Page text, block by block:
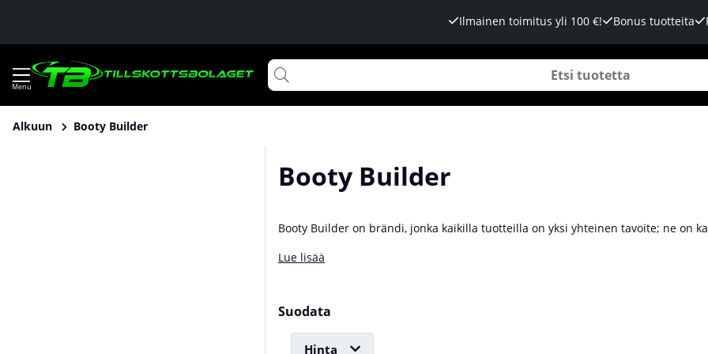
Ilmainen toimitus yli 100 €! Bonus tuotteita
Alkuun Booty Builder
Booty Builder
Booty Builder on brändi, jonka kaikilla tuotteilla on yksi yhteinen tavoite; ne on
yrittäjyydessä. Kaikki Booty Builderin tuotteet valmistetaan ja suunnitellaan
Lue lisää
Suodata
Hinta